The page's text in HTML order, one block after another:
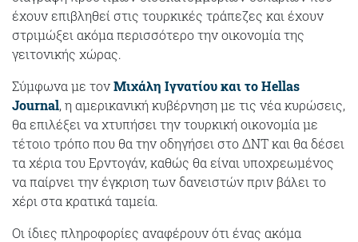
έχουν επιβληθεί στις τουρκικές τράπεζες και έχουν
στριμώξει ακόμα περισσότερο την οικονομία της
γειτονικής χώρας.
Σύμφωνα με τονΜιχάλη Ιγνατίου και το Hellas
Journal, η αμερικανική κυβέρνηση με τις νέα κυρώσεις,
θα επιλέξει να χτυπήσει την τουρκική οικονομία με
τέτοιο τρόπο που θα την οδηγήσει στο ΔΝΤ και θα δέσει
τα χέρια του Ερντογάν, καθώς θα είναι υποχρεωμένος
να παίρνει την έγκριση των δανειστών πριν βάλει το
χέρι στα κρατικά ταμεία.
Οι ίδιες πληροφορίες αναφέρουν ότι ένας ακόμα